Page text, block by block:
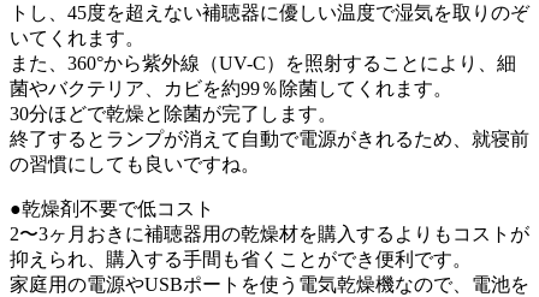
トし、45度を超えない補聴器に優しい温度で湿気を取りのぞ
いてくれます。
また、360°から紫外線（UV-C）を照射することにより、細
菌やバクテリア、カビを約99％除菌してくれます。
30分ほどで乾燥と除菌が完了します。
終了するとランプが消えて自動で電源がきれるため、就寝前
の習慣にしても良いですね。
●乾燥剤不要で低コスト
2〜3ヶ月おきに補聴器用の乾燥材を購入するよりもコストが
抑えられ、購入する手間も省くことができ便利です。
家庭用の電源やUSBポートを使う電気乾燥機なので、電池を